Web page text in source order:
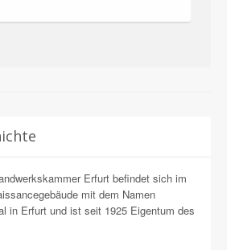
Erfurt befindet sich im
mit dem Namen
in Erfurt und ist seit 1925 Eigentum des